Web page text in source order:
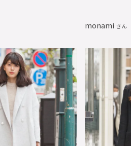
monami さん